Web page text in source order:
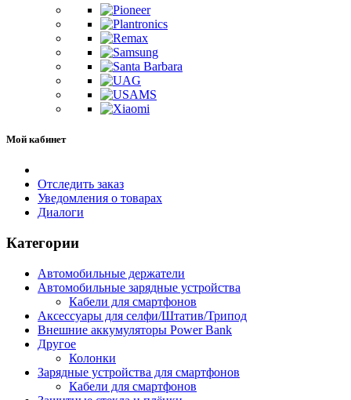
Мой кабинет
Отследить заказ
Уведомления о товарах
Диалоги
Категории
Автомобильные держатели
Автомобильные зарядные устройства
Кабели для смартфонов
Аксессуары для селфи/Штатив/Трипод
Внешние аккумуляторы Power Bank
Другое
Колонки
Зарядные устройства для смартфонов
Кабели для смартфонов